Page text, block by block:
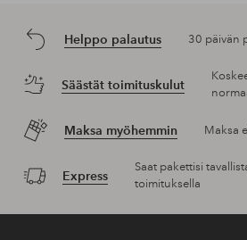
Helppo palautus 30 päivän
Säästät toimituskulut
Maksa myöhemmin Maksa
Express
Saat pakettisi
toimituksella